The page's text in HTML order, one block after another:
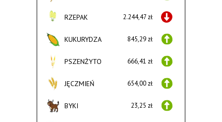
RZEPAK 2.244,47 zł
KUKURYDZA 845,29 zł
PSZENŻYTO 666,41 zł
JĘCZMIEŃ 654,00 zł
BYKI 23,25 zł